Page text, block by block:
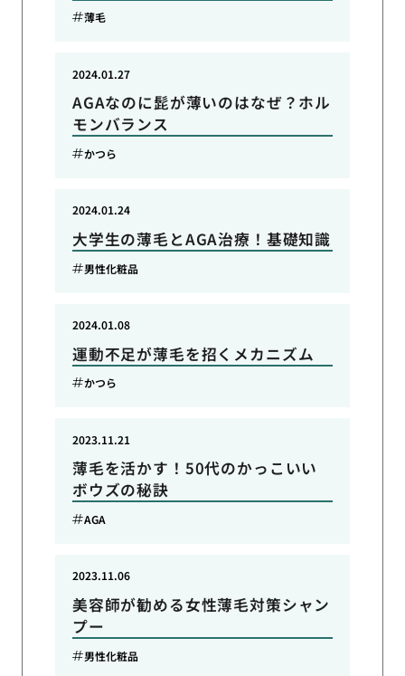
薄毛
AGAなのに髭が薄いのはなぜ？ホル
モンバランス
2024.01.27
かつら
大学生の薄毛とAGA治療！基礎知識
2024.01.24
男性化粧品
運動不足が薄毛を招くメカニズム
2024.01.08
かつら
薄毛を活かす！50代のかっこいい
ボウズの秘訣
2023.11.21
AGA
美容師が勧める女性薄毛対策シャン
プー
2023.11.06
男性化粧品